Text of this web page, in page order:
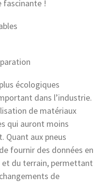
fascinante !
écologiques
dans l’industrie.
de matériaux
qui auront moins
Quant aux pneus
fournir des données en
et du terrain, permettant
de